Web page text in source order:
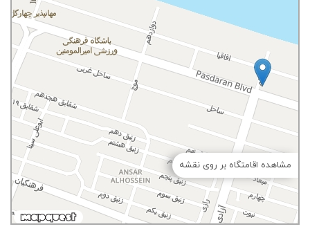
مشاهده اقامتگاه بر روی نقشه